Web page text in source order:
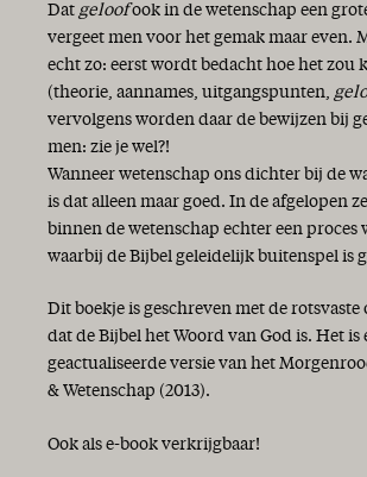
Dat geloofook in de wetenschap een
vergeet men voor het gemak maar even.
echt zo: eerst wordt bedacht hoe het zou
(theorie, aannames, uitgangspunten,
vervolgens worden daar de bewijzen bij
men: zie je wel?!
Wanneer wetenschap ons dichter bij de
is dat alleen maar goed. In de afgelopen
binnen de wetenschap echter een proces
waarbij de Bijbel geleidelijk buitenspel is
Dit boekje is geschreven met de
dat de Bijbel het Woord van God is. Het is
geactualiseerde versie van het
& Wetenschap (2013).
Ook als e-book verkrijgbaar!